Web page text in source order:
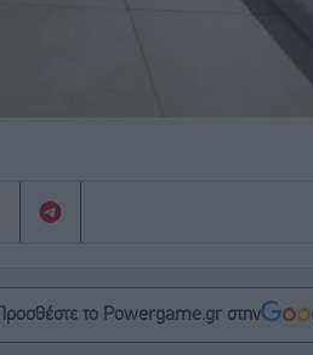
Προσθέστε το Powergame.gr στην